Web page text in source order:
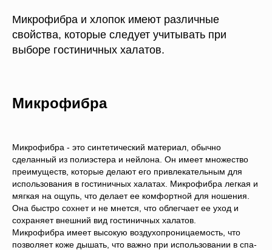
Микрофибра и хлопок имеют различные
свойства, которые следует учитывать при
выборе гостиничных халатов.
Микрофибра
Микрофибра - это синтетический материал, обычно
сделанный из полиэстера и нейлона. Он имеет множество
преимуществ, которые делают его привлекательным для
использования в гостиничных халатах. Микрофибра легкая и
мягкая на ощупь, что делает ее комфортной для ношения.
Она быстро сохнет и не мнется, что облегчает ее уход и
сохраняет внешний вид гостиничных халатов.
Микрофибра имеет высокую воздухопроницаемость, что
позволяет коже дышать, что важно при использовании в спа-